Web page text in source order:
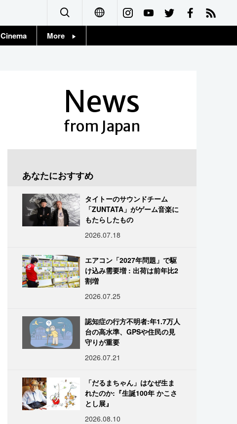
Français
Cinema More
News
from Japan
あなたにおすすめ
タイトーのサウンドチーム
「ZUNTATA」がゲーム音楽に
もたらしたもの
2026.07.18
エアコン「2027年問題」で駆
け込み需要増 : 出荷は前年比2
割増
2026.07.25
認知症の行方不明者:年1.7万人
台の高水準、GPSや住民の見
守りが重要
2026.07.21
「だるまちゃん」はなぜ生ま
れたのか:『生誕100年 かこさ
とし展』
2026.08.10